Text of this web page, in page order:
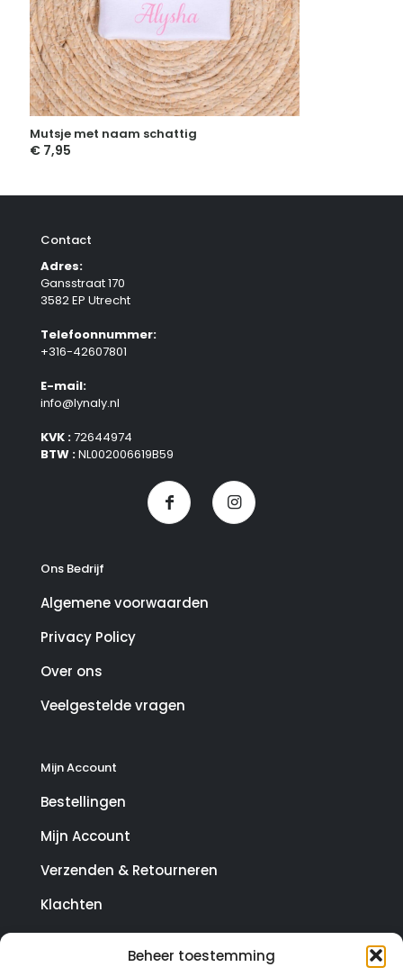
Beheer toestemming
Mutsje met naam schattig
€ 7,95
Contact
Adres:
Gansstraat 170
3582 EP Utrecht
Telefoonnummer:
+316-42607801
E-mail:
info@lynaly.nl
KVK :72644974
BTW :NL002006619B59
Ons Bedrijf
Algemene voorwaarden
Privacy Policy
Over ons
Veelgestelde vragen
Mijn Account
Bestellingen
Mijn Account
Verzenden & Retourneren
Klachten